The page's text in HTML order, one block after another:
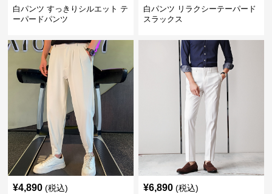
白パンツ すっきりシルエット テ
ーパードパンツ
白パンツ リラクシーテーパード
スラックス
¥4,890 (税込) ¥6,890 (税込)